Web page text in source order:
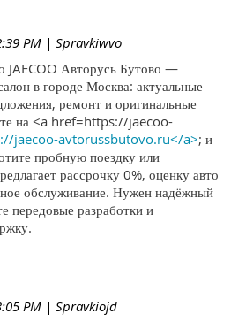
PM | Spravkiwvo
JAECOO Авторусь Бутово —
в городе Москва: актуальные
ремонт и оригинальные
на <a href=https://jaecoo-
jaecoo-avtorussbutovo.ru</a>; и
пробную поездку или
рассрочку 0%, оценку авто
обслуживание. Нужен надёжный
передовые разработки и
PM | Spravkiojd